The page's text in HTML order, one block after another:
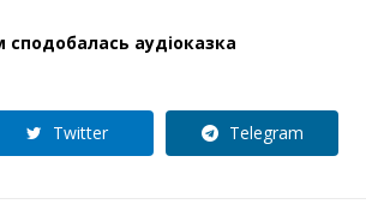
аудіоказка
Twitter Telegram